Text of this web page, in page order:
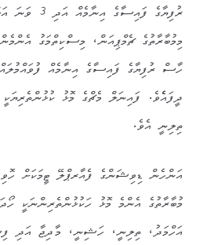
ރުފިޔާގެ
މިމުބާރާތުގެ ޗެމްޕިއަން، މިސްކިތްމަގު
ހާސް ރުފިޔާގެ ފައިސާގެ އިނާމެއް
ދީފައެެވެ. ފައިނަލް މެޗްގެ މޮޅު
ތިލިނީ އެވެ.
އަންހެން ޑިވިޝަންގެ ފެއާރޕްލޭ ޓީމަކަށް
މުބާރާތުގެ އެންމެ މޮޅު ހަކުޅުންތެރިންނަކީ
އަހްމަދު، ތިލިނީ، ހަޝިނީ، މާދިޖާ އަދި